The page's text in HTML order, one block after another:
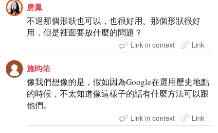
唐鳳
不過那個形狀也可以，也很好用。那個形狀很好
用，但是裡面要放什麼的問題？
Link in context Link
施昀佑
像我們想像的是，假如因為Google在選用歷史地點
的時候，不太知道像這樣子的話有什麼方法可以跟
他們。
Link in context Link